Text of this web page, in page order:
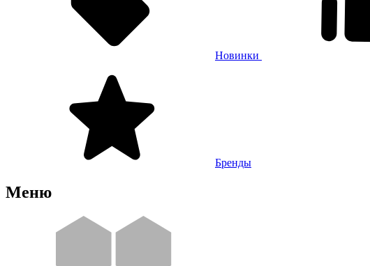
Новинки
Бренды
Меню